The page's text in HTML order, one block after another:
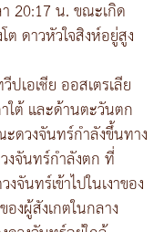
20:17 น. ขณะเกิด
ดาวหัวใจสิงห์อยู่สูง
เอเชีย ออสเตรเลีย
ใต้ และด้านตะวันตก
ดวงจันทร์กำลังขึ้นทาง
จันทร์กำลังตก ที่
จันทร์เข้าไปในเงาของ
งผู้สังเกตในกลาง